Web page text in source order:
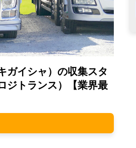
イシャ）の収集スタ
ジトランス）【業界最